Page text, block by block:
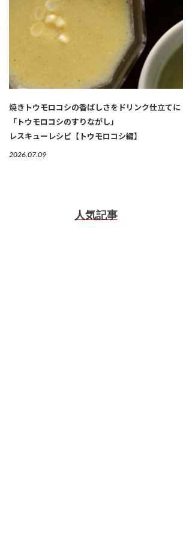
焼きトウモロコシの香ばしさをドリンク仕立てに
「トウモロコシのすりながし」
レスキューレシピ【トウモロコシ編】
2026.07.09
人気記事